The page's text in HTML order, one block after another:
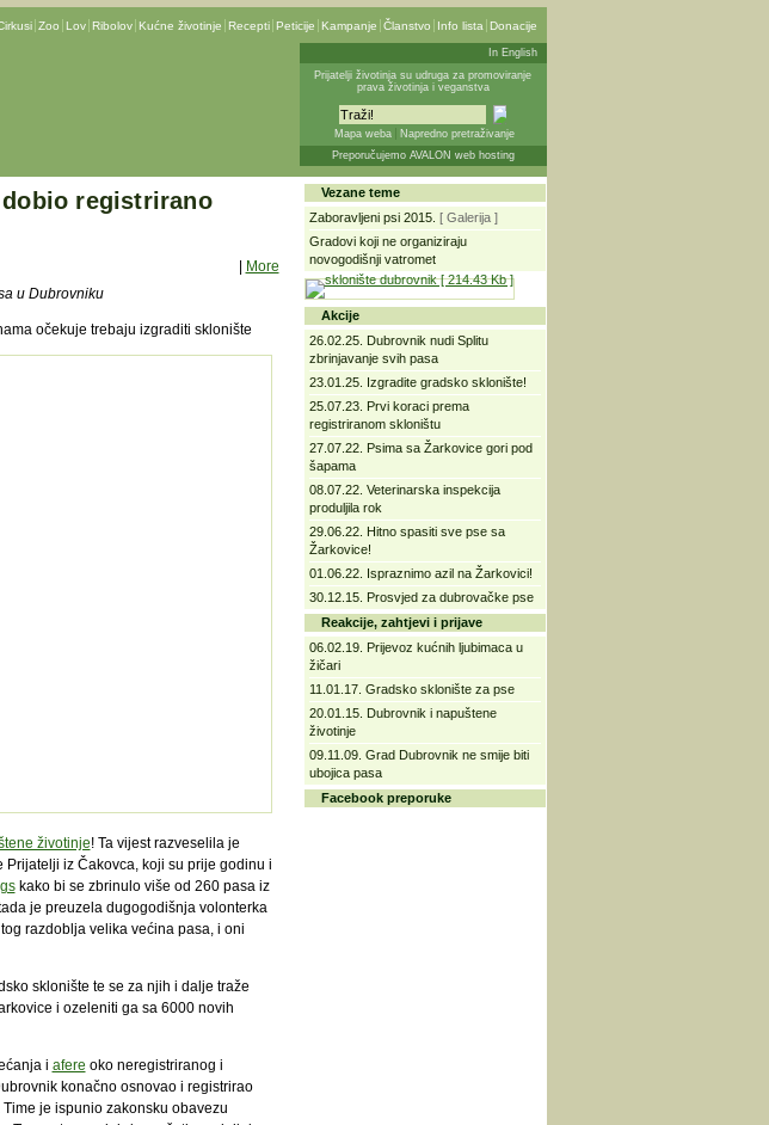
Zoo Lov Ribolov Kućne životinje Recepti Peticije Kampanje Članstvo Info lista Donacije
In English
Prijatelji životinja su udruga za promoviranje
prava životinja i veganstva
Mapa weba
Napredno pretraživanje
Preporučujemo AVALON web hosting
dobio registrirano
More
u Dubrovniku
očekuje trebaju izgraditi sklonište
životinje! Ta vijest razveselila je
iz Čakovca, koji su prije godinu i
kako bi se zbrinulo više od 260 pasa iz
je preuzela dugogodišnja volonterka
razdoblja velika većina pasa, i oni
sklonište te se za njih i dalje traže
i ozeleniti ga sa 6000 novih
i afere oko neregistriranog i
konačno osnovao i registrirao
je ispunio zakonsku obavezu
Vezane teme
Zaboravljeni psi 2015. [ Galerija ]
Gradovi koji ne organiziraju
novogodišnji vatromet
Akcije
26.02.25. Dubrovnik nudi Splitu
zbrinjavanje svih pasa
23.01.25. Izgradite gradsko sklonište!
25.07.23. Prvi koraci prema
registriranom skloništu
27.07.22. Psima sa Žarkovice gori pod
šapama
08.07.22. Veterinarska inspekcija
produljila rok
29.06.22. Hitno spasiti sve pse sa
Žarkovice!
01.06.22. Ispraznimo azil na Žarkovici!
30.12.15. Prosvjed za dubrovačke pse
Reakcije, zahtjevi i prijave
06.02.19. Prijevoz kućnih ljubimaca u
žičari
11.01.17. Gradsko sklonište za pse
20.01.15. Dubrovnik i napuštene
životinje
09.11.09. Grad Dubrovnik ne smije biti
ubojica pasa
Facebook preporuke